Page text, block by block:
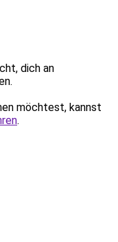
dich an
möchtest, kannst
.